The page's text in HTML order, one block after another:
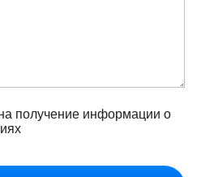
получение информации о